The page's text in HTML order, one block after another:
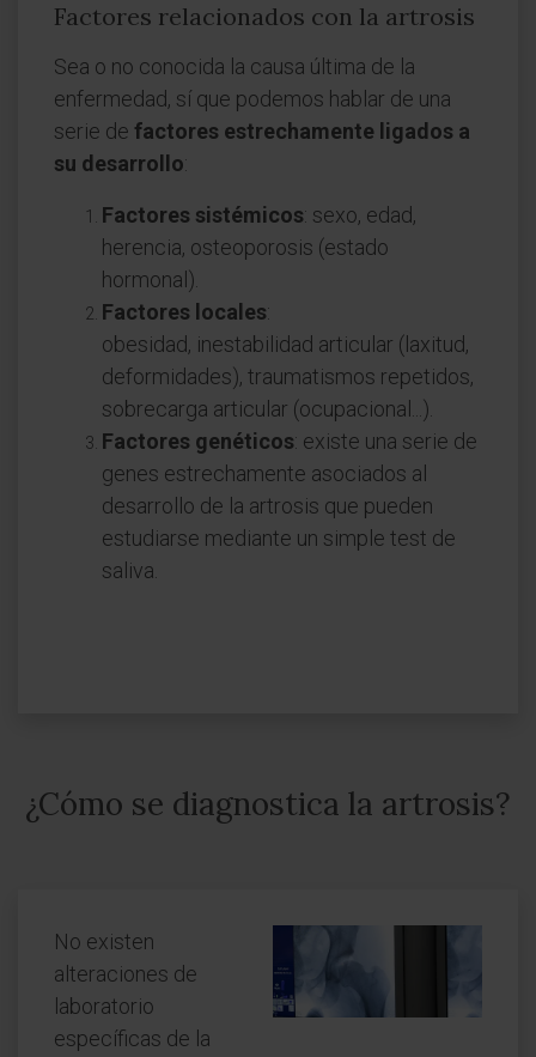
Factores relacionados con la artrosis
Sea o no conocida la causa última de la
enfermedad, sí que podemos hablar de una
serie de factores estrechamente ligados a
su desarrollo:
Factores sistémicos: sexo, edad,
herencia, osteoporosis (estado
hormonal).
Factores locales:
obesidad, inestabilidad articular (laxitud,
deformidades), traumatismos repetidos,
sobrecarga articular (ocupacional...).
Factores genéticos: existe una serie de
genes estrechamente asociados al
desarrollo de la artrosis que pueden
estudiarse mediante un simple test de
saliva.
¿Cómo se diagnostica la artrosis?
No existen
alteraciones de
laboratorio
específicas de la